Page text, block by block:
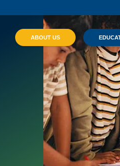
ABOUT US